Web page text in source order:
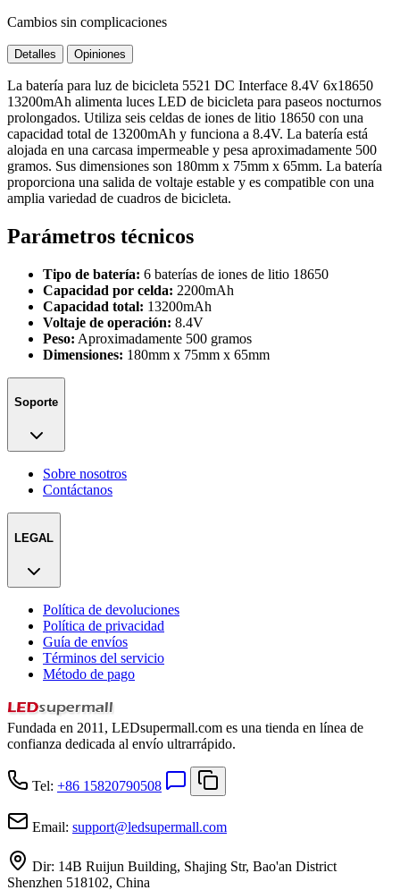
Cambios sin complicaciones
Detalles Opiniones
La batería para luz de bicicleta 5521 DC Interface 8.4V 6x18650
13200mAh alimenta luces LED de bicicleta para paseos nocturnos
prolongados. Utiliza seis celdas de iones de litio 18650 con una
capacidad total de 13200mAh y funciona a 8.4V. La batería está
alojada en una carcasa impermeable y pesa aproximadamente 500
gramos. Sus dimensiones son 180mm x 75mm x 65mm. La batería
proporciona una salida de voltaje estable y es compatible con una
amplia variedad de cuadros de bicicleta.
Parámetros técnicos
Tipo de batería: 6 baterías de iones de litio 18650
Capacidad por celda: 2200mAh
Capacidad total: 13200mAh
Voltaje de operación: 8.4V
Peso: Aproximadamente 500 gramos
Dimensiones: 180mm x 75mm x 65mm
Soporte
Sobre nosotros
Contáctanos
LEGAL
Política de devoluciones
Política de privacidad
Guía de envíos
Términos del servicio
Método de pago
Fundada en 2011, LEDsupermall.com es una tienda en línea de
confianza dedicada al envío ultrarrápido.
Tel: +86 15820790508
Email: support@ledsupermall.com
Dir: 14B Ruijun Building, Shajing Str, Bao'an District
Shenzhen 518102, China